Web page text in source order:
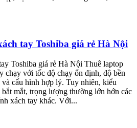
tay Toshiba giá rẻ Hà Nội
Toshiba giá rẻ Hà Nội Thuê laptop
chạy với tốc độ chạy ổn định, độ bền
cấu hình hợp lý. Tuy nhiên, kiểu
mắt, trọng lượng thường lớn hớn các
xách tay khác. Với...